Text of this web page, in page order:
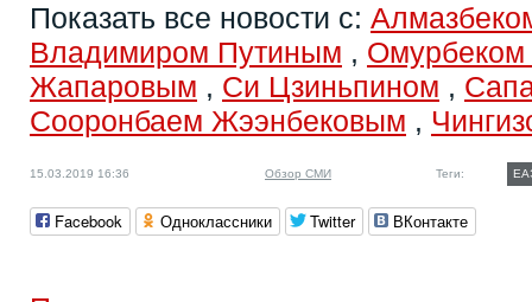
Показать все новости с:
Владимиром Путиным , Омурбеком
Жапаровым , Си Цзиньпином ,
Сооронбаем Жээнбековым ,
15.03.2019 16:36 Обзор СМИ Теги:
Facebook Одноклассники Twitter ВКонтакте